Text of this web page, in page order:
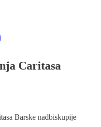
Caritasa
Barske nadbiskupije